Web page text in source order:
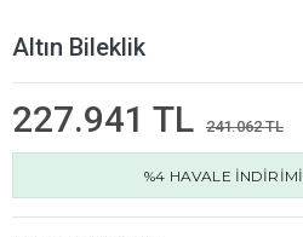
Altın Bileklik
227.941 TL 241.062 TL
%4 HAVALE İNDİRİMİ